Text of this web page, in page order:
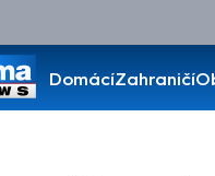
DomácíZahraničí
Pořady